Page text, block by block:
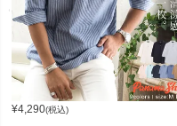
¥4,290(税込)